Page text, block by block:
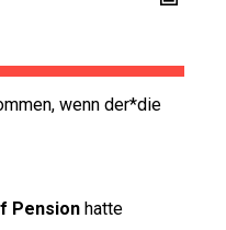
wenn der*die
Pension hatte